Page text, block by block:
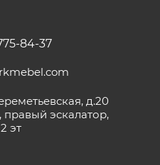
84-37
д.20
правый эскалатор,
2 эт